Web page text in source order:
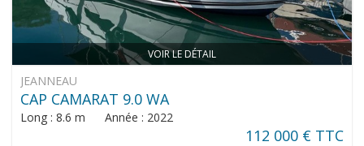
VOIR LE DÉTAIL
JEANNEAU
CAP CAMARAT 9.0 WA
Long : 8.6 m Année : 2022
112 000 € TTC